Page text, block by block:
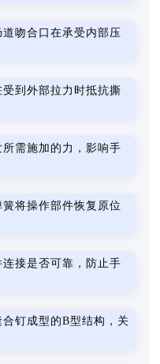
吻合口在承受内部压
到外部拉力时抵抗撕
需施加的力，影响手
将操作部件恢复原位
接是否可靠，防止手
钉成型的B型结构，关